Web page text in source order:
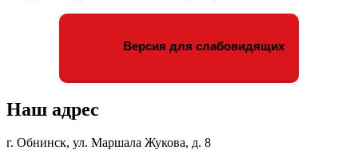
Версия для слабовидящих
Наш адрес
г. Обнинск, ул. Маршала Жукова, д. 8